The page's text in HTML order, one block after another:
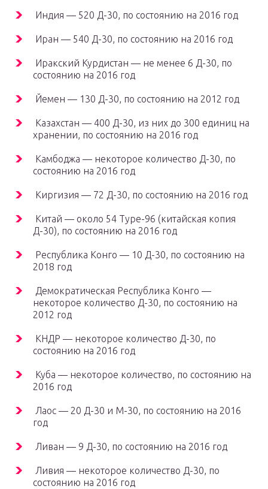
Индия — 520 Д-30, по состоянию на 2016 год
Иран — 540 Д-30, по состоянию на 2016 год
Иракский Курдистан — не менее 6 Д-30, по
состоянию на 2016 год
Йемен — 130 Д-30, по состоянию на 2012 год
Казахстан — 400 Д-30, из них до 300 единиц на
хранении, по состоянию на 2016 год
Камбоджа — некоторое количество Д-30, по
состоянию на 2016 год
Киргизия — 72 Д-30, по состоянию на 2016 год
Китай — около 54 Type-96 (китайская копия
Д-30), по состоянию на 2016 год
Республика Конго — 10 Д-30, по состоянию на
2018 год
Демократическая Республика Конго —
некоторое количество Д-30, по состоянию на
2012 год
КНДР — некоторое количество Д-30, по
состоянию на 2016 год
Куба — некоторое количество, по состоянию на
2016 год
Лаос — 20 Д-30 и М-30, по состоянию на 2016
год
Ливан — 9 Д-30, по состоянию на 2016 год
Ливия — некоторое количество Д-30, по
состоянию на 2016 год